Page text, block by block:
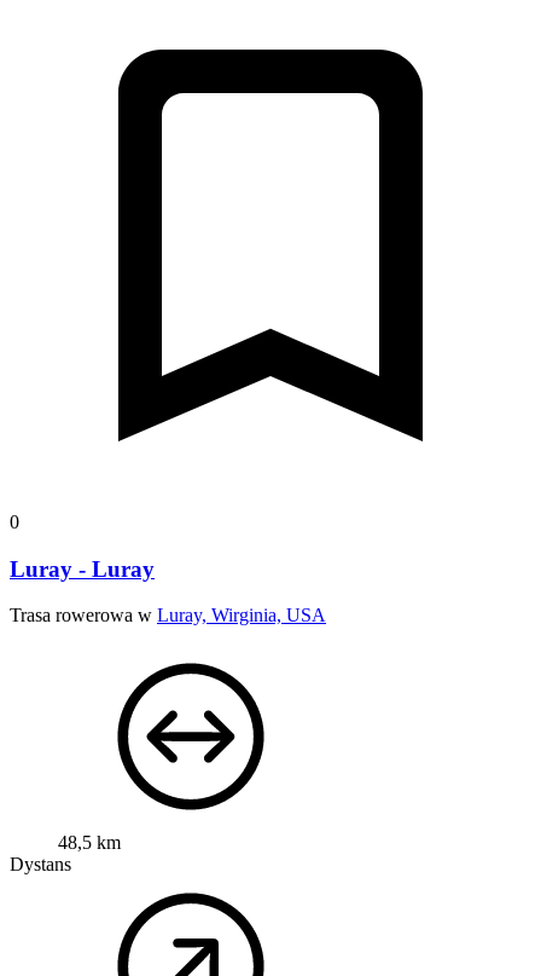
0
Luray - Luray
Trasa rowerowa w Luray, Wirginia, USA
48,5 km
Dystans